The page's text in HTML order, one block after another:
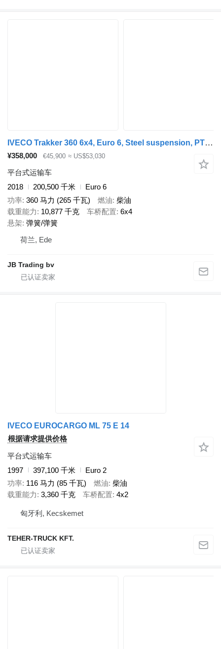
IVECO Trakker 360 6x4, Euro 6, Steel suspension, PTO, Palfinger
¥358,000 €45,900 ≈ US$53,030
平台式运输车
2018
200,500 千米
Euro 6
功率 360 马力 (265 千瓦) 燃油 柴油
载重能力
10,877 千克 车桥配置 6x4
悬架 弹簧/弹簧
荷兰, Ede
JB Trading bv
IVECO EUROCARGO ML 75 E 14
根据请求提供价格
平台式运输车
1997
397,100 千米
Euro 2
功率 116 马力 (85 千瓦) 燃油 柴油
载重能力 3,360 千克 车桥配置 4x2
匈牙利, Kecskemet
TEHER-TRUCK KFT.